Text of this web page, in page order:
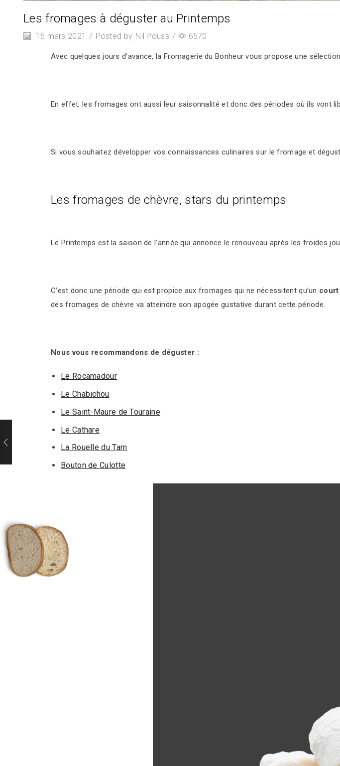
Les fromages à déguster au Printemps
15 mars 2021 / Posted by Nil Pouss / 6570
Avec quelques jours d’avance, la Fromagerie du Bonheur vous propose une
En effet, les fromages ont aussi leur saisonnalité et donc des périodes où ils vont
Si vous souhaitez développer vos connaissances culinaires sur le fromage et
Les fromages de chèvre, stars du printemps
Le Printemps est la saison de l’année qui annonce le renouveau après les froides
C’est donc une période qui est propice aux fromages qui ne nécessitent qu’un
des fromages de chèvre va atteindre son apogée gustative durant cette période.
Nous vous recommandons de déguster :
Le Rocamadour
Le Chabichou
Le Saint-Maure de Touraine
Le Cathare
La Rouelle du Tarn
Bouton de Culotte